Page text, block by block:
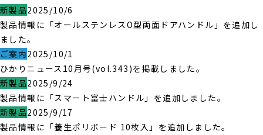
新製品2025/10/6
製品情報に「オールステンレスO型両面ドアハンドル」を追加し
ました。
ご案内2025/10/1
ひかりニュース10月号(vol.343)を掲載しました。
新製品2025/9/24
製品情報に「スマート富士ハンドル」を追加しました。
新製品2025/9/17
製品情報に「養生ポリボード 10枚入」を追加しました。